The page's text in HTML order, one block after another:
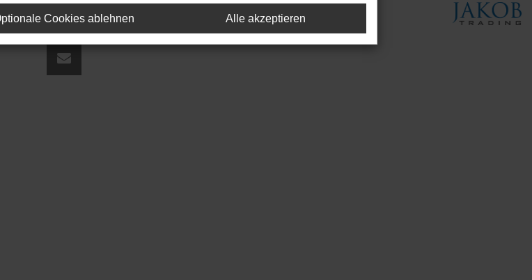
|Webdesign by audaris.de
Cookies ablehnen Alle akzeptieren